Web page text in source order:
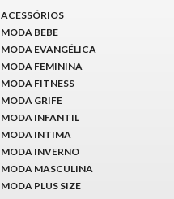
ACESSÓRIOS
MODA BEBÊ
MODA EVANGÉLICA
MODA FEMININA
MODA FITNESS
MODA GRIFE
MODA INFANTIL
MODA INTIMA
MODA INVERNO
MODA MASCULINA
MODA PLUS SIZE